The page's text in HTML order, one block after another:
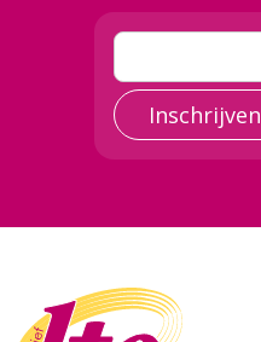
Inschrijven